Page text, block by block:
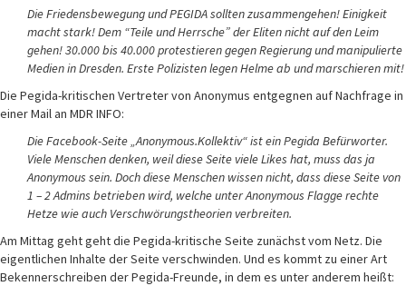
Die Friedensbewegung und PEGIDA sollten zusammengehen! Einigkeit
macht stark! Dem “Teile und Herrsche” der Eliten nicht auf den Leim
gehen! 30.000 bis 40.000 protestieren gegen Regierung und manipulierte
Medien in Dresden. Erste Polizisten legen Helme ab und marschieren mit!
Die Pegida-kritischen Vertreter von Anonymus entgegnen auf Nachfrage in
einer Mail an MDR INFO:
Die Facebook-Seite „Anonymous.Kollektiv“ ist ein Pegida Befürworter.
Viele Menschen denken, weil diese Seite viele Likes hat, muss das ja
Anonymous sein. Doch diese Menschen wissen nicht, dass diese Seite von
1 – 2 Admins betrieben wird, welche unter Anonymous Flagge rechte
Hetze wie auch Verschwörungstheorien verbreiten.
Am Mittag geht geht die Pegida-kritische Seite zunächst vom Netz. Die
eigentlichen Inhalte der Seite verschwinden. Und es kommt zu einer Art
Bekennerschreiben der Pegida-Freunde, in dem es unter anderem heißt: